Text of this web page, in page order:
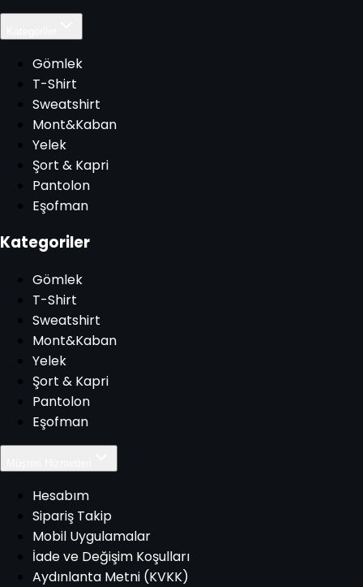
Gömlek
T-Shirt
Sweatshirt
Mont&Kaban
Yelek
Şort & Kapri
Pantolon
Eşofman
Kategoriler
Gömlek
T-Shirt
Sweatshirt
Mont&Kaban
Yelek
Şort & Kapri
Pantolon
Eşofman
Hesabım
Sipariş Takip
Mobil Uygulamalar
İade ve Değişim Koşulları
Aydınlanta Metni (KVKK)